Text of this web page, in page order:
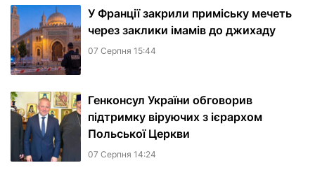
У Франції закрили приміську мечеть
через заклики імамів до джихаду
07 Серпня 15:44
Генконсул України обговорив
підтримку віруючих з ієрархом
Польської Церкви
07 Серпня 14:24